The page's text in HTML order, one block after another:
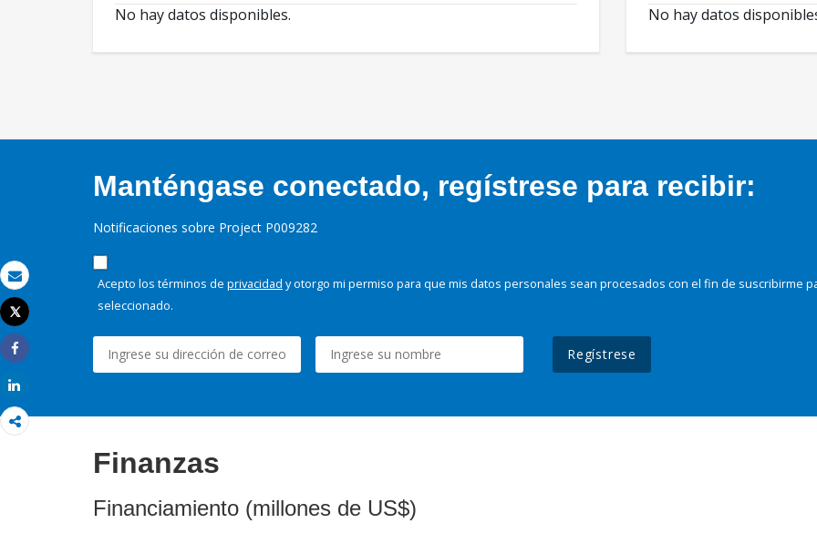
Correo electrónico
Imprimir
Tweet
Share
No hay datos disponibles. No hay datos
Manténgase conectado, regístrese para recibir:
Notificaciones sobre Project P009282
Acepto los términos de privacidad y otorgo mi permiso para que mis datos personales sean procesados con el fin de suscribirme
seleccionado.
Regístrese
Finanzas
Financiamiento (millones de US$)